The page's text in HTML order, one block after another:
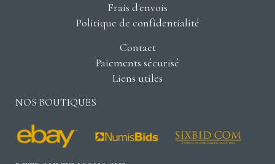
Frais d'envois
Politique de confidentialité
Contact
Paiements sécurisé
Liens utiles
NOS BOUTIQUES